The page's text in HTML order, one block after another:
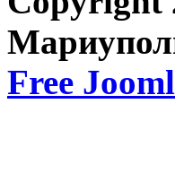
Free